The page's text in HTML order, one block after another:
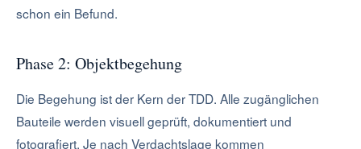
schon ein Befund.
Phase 2: Objektbegehung
Die Begehung ist der Kern der TDD. Alle zugänglichen
Bauteile werden visuell geprüft, dokumentiert und
fotografiert. Je nach Verdachtslage kommen